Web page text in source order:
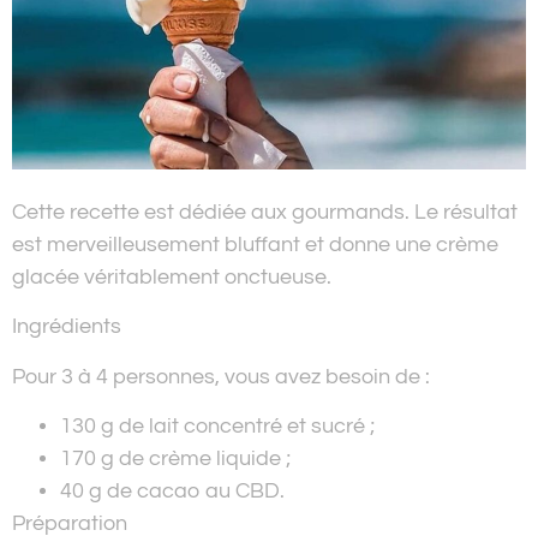
Cette recette est dédiée aux gourmands. Le résultat
est merveilleusement bluffant et donne une crème
glacée véritablement onctueuse.
Ingrédients
Pour 3 à 4 personnes, vous avez besoin de :
130 g de lait concentré et sucré ;
170 g de crème liquide ;
40 g de cacao au CBD.
Préparation